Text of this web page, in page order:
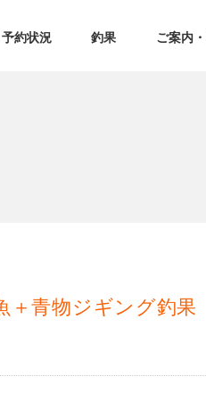
予約状況 釣果 ご案内
＋青物ジギング釣果